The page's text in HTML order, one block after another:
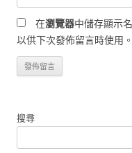
在瀏覽器中儲存顯示
以供下次發佈留言時使用。
搜尋